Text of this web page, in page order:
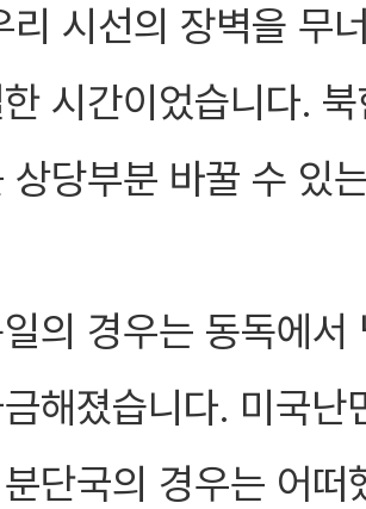
리 시선의 장벽을 무
시간이었습니다.
상당부분 바꿀 수 있
의 경우는 동독에
해졌습니다. 미국
단국의 경우는 어